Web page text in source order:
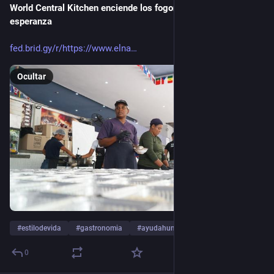
descansar por 30 minutos. Em seguida, abra a massa entre
Retire a polpa das berinjelas assadas e misture com os
dentes de alho confitados. Tempere com sal e pimenta.
Estenda a massa na forma forrada com papel manteiga.
Espalhe o pesto rosso sobre a base de massa. Distribua por
cima a mistura de berinjelas. Contorne a borda com os
tomates-cereja cortados ao meio. Salgue os tomates e regue
com um fio de azeite de oliva.
Leve ao forno por 30 a 40 minutos.
Na hora de servir, coloque a stracciatella (a parte cremosa do
interior da burrata) no centro da torta, com algumas folhas de
World Central Kitchen enciende los fogones para alimentar la
esperanza
fed.brid.gy/r/https://www.elna
Ocultar
#estilodevida #gastronomia #ayudahumanitaria
0